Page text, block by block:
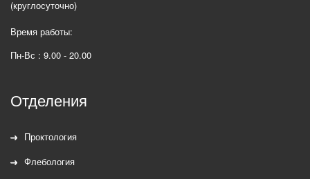
(круглосуточно)
Время работы:
Пн-Вс : 9.00 - 20.00
Отделения
Проктология
Флебология